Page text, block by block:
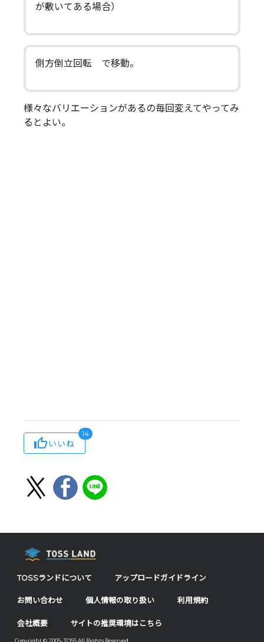
が敷いてある場合）
側方倒立回転 で移動。
様々なバリエーションがあるの毎回変えてやってみ
るとよい。
いいね
14
TOSSランドについて アップロードガイドライン
お問い合わせ 個人情報の取り扱い 利用規約
会社概要 サイトの推奨環境はこちら
Copyright © 2005- TOSS All Rights Reserved.